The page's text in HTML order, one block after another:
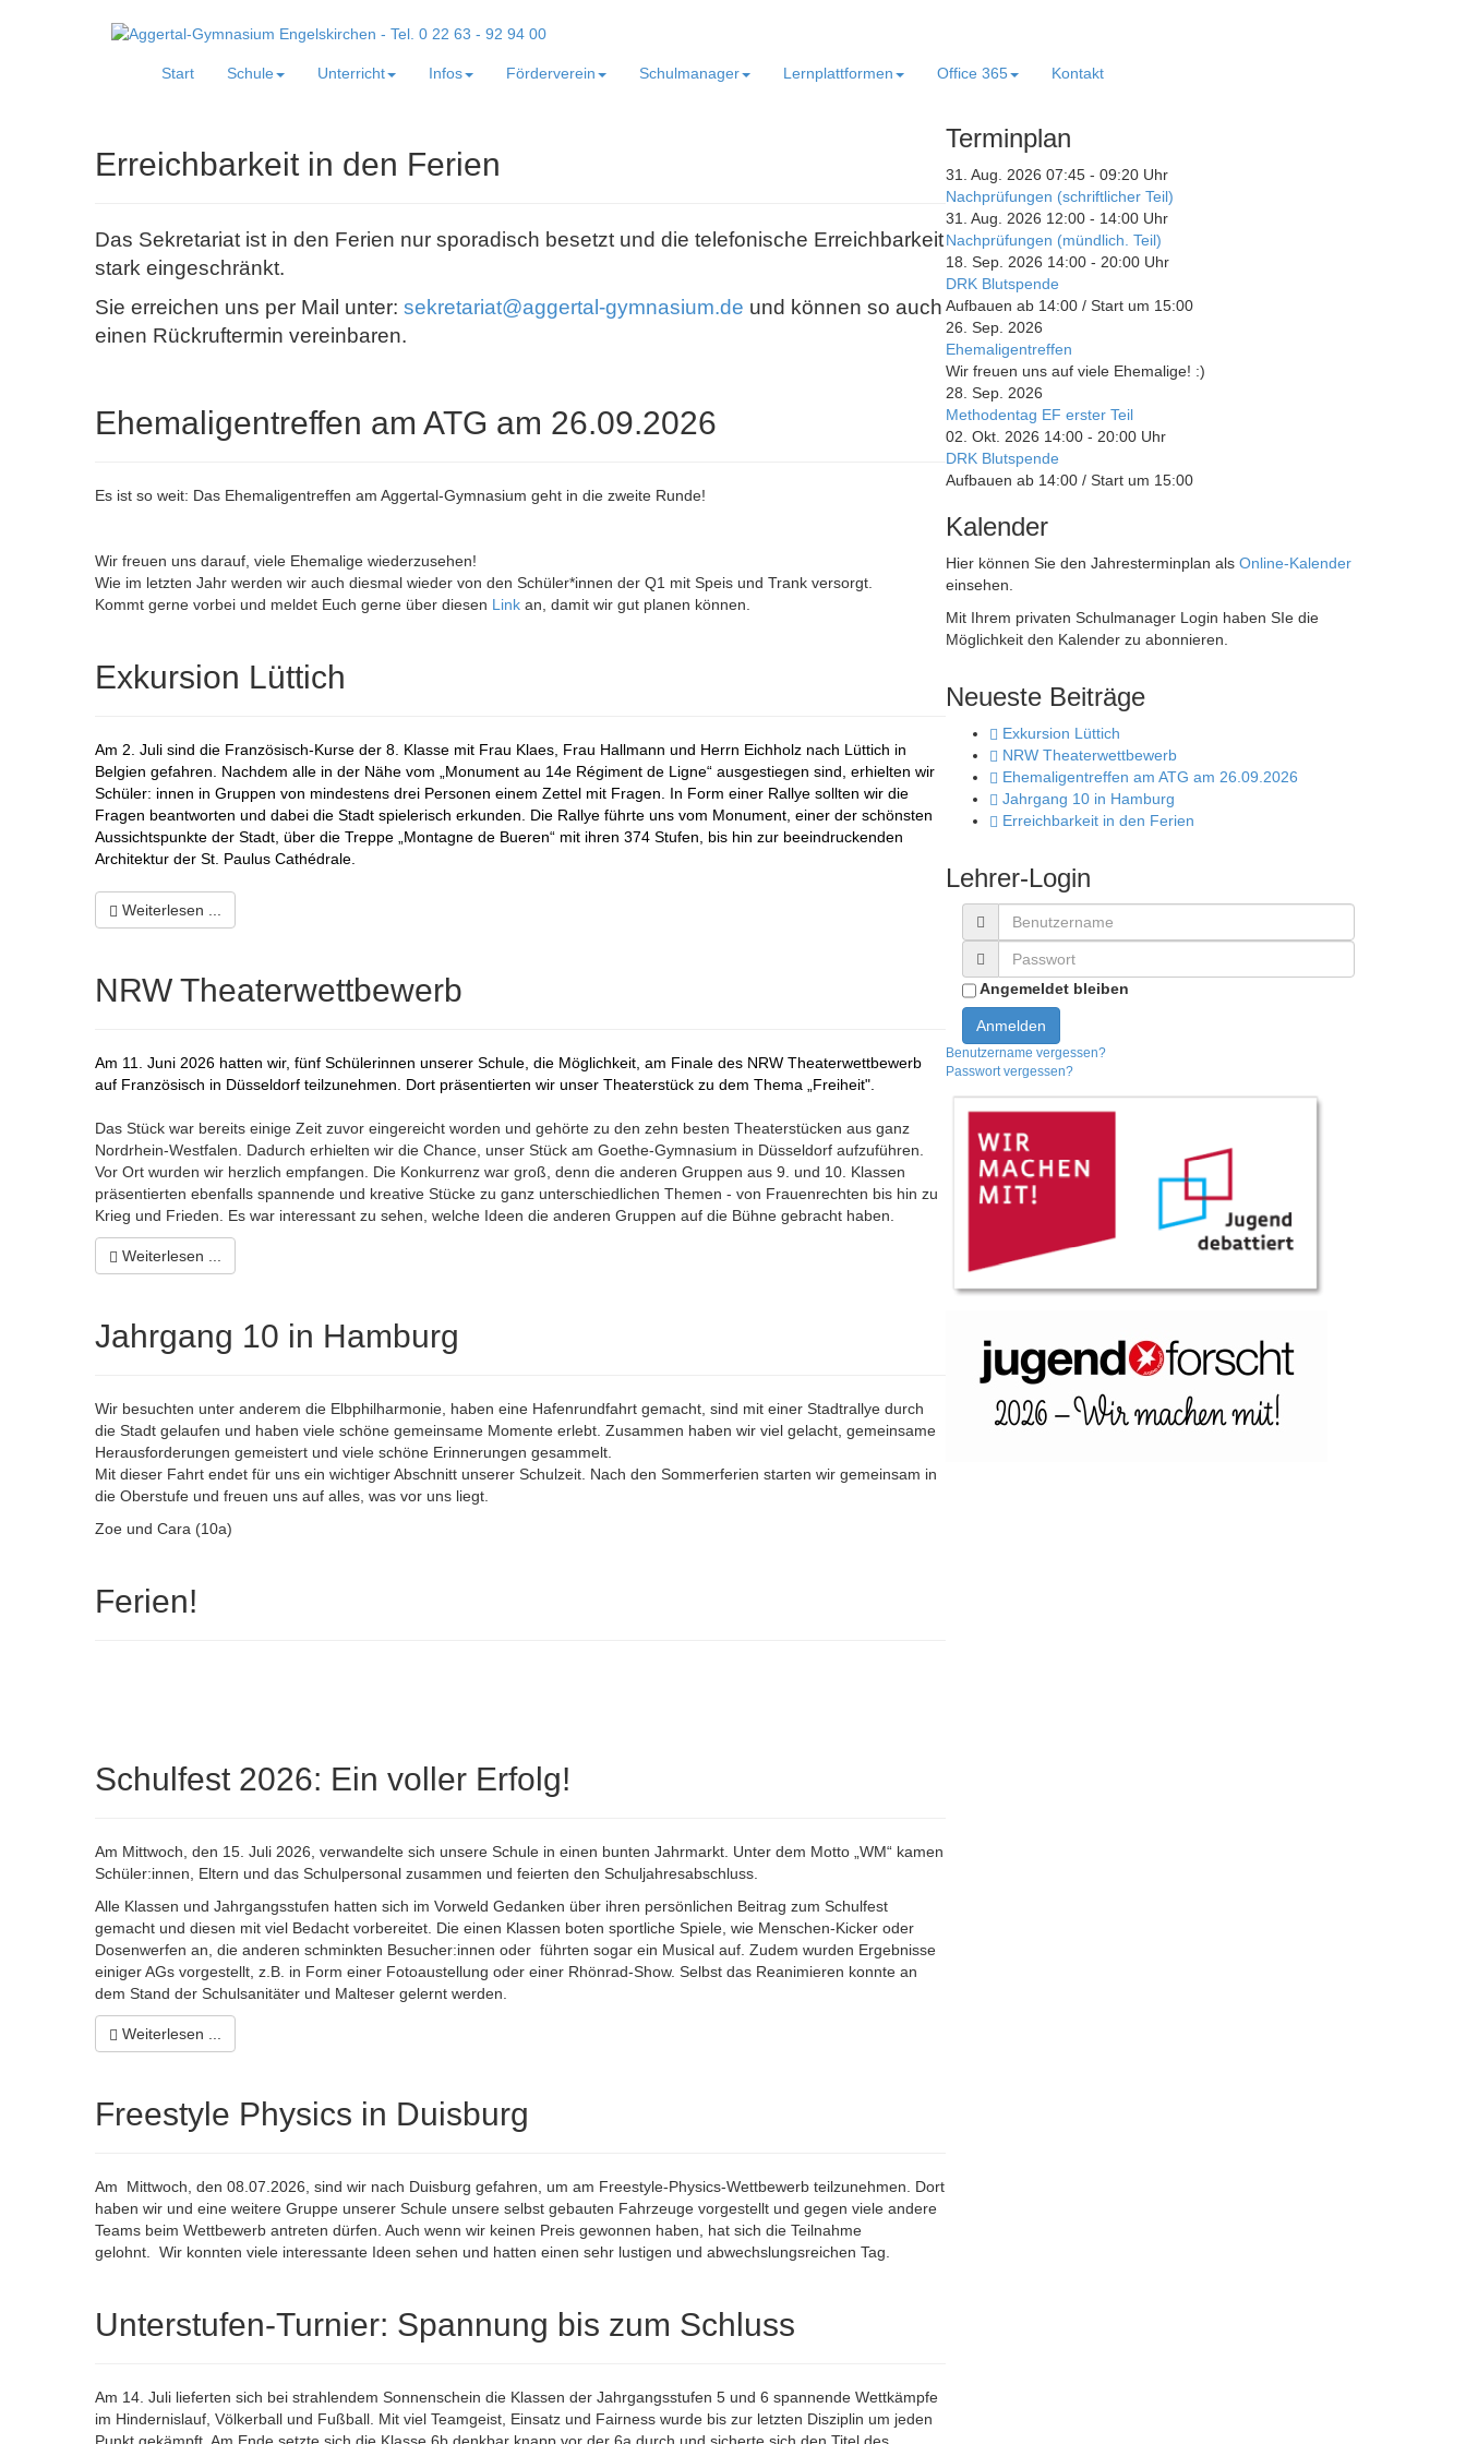
Start Schule Unterricht Infos Förderverein Schulmanager Lernplattformen Office 365 Kontakt
Erreichbarkeit in den Ferien
Das Sekretariat ist in den Ferien nur sporadisch besetzt und die telefonische Erreichbarkeit
stark eingeschränkt.
Sie erreichen uns per Mail unter: sekretariat@aggertal-gymnasium.de und können so auch
einen Rückruftermin vereinbaren.
Ehemaligentreffen am ATG am 26.09.2026
Es ist so weit: Das Ehemaligentreffen am Aggertal-Gymnasium geht in die zweite Runde!
Wir freuen uns darauf, viele Ehemalige wiederzusehen!
Wie im letzten Jahr werden wir auch diesmal wieder von den Schüler*innen der Q1 mit Speis und Trank versorgt.
Kommt gerne vorbei und meldet Euch gerne über diesen Link an, damit wir gut planen können.
Exkursion Lüttich
Am 2. Juli sind die Französisch-Kurse der 8. Klasse mit Frau Klaes, Frau Hallmann und Herrn Eichholz nach Lüttich in
Belgien gefahren. Nachdem alle in der Nähe vom „Monument au 14e Régiment de Ligne“ ausgestiegen sind, erhielten wir
Schüler: innen in Gruppen von mindestens drei Personen einem Zettel mit Fragen. In Form einer Rallye sollten wir die
Fragen beantworten und dabei die Stadt spielerisch erkunden. Die Rallye führte uns vom Monument, einer der schönsten
Aussichtspunkte der Stadt, über die Treppe „Montagne de Bueren“ mit ihren 374 Stufen, bis hin zur beeindruckenden
Architektur der St. Paulus Cathédrale.
Weiterlesen ...
NRW Theaterwettbewerb
Am 11. Juni 2026 hatten wir, fünf Schülerinnen unserer Schule, die Möglichkeit, am Finale des NRW Theaterwettbewerb
auf Französisch in Düsseldorf teilzunehmen. Dort präsentierten wir unser Theaterstück zu dem Thema „Freiheit".
Das Stück war bereits einige Zeit zuvor eingereicht worden und gehörte zu den zehn besten Theaterstücken aus ganz
Nordrhein-Westfalen. Dadurch erhielten wir die Chance, unser Stück am Goethe-Gymnasium in Düsseldorf aufzuführen.
Vor Ort wurden wir herzlich empfangen. Die Konkurrenz war groß, denn die anderen Gruppen aus 9. und 10. Klassen
präsentierten ebenfalls spannende und kreative Stücke zu ganz unterschiedlichen Themen - von Frauenrechten bis hin zu
Krieg und Frieden. Es war interessant zu sehen, welche Ideen die anderen Gruppen auf die Bühne gebracht haben.
Weiterlesen ...
Jahrgang 10 in Hamburg
Wir besuchten unter anderem die Elbphilharmonie, haben eine Hafenrundfahrt gemacht, sind mit einer Stadtrallye durch
die Stadt gelaufen und haben viele schöne gemeinsame Momente erlebt. Zusammen haben wir viel gelacht, gemeinsame
Herausforderungen gemeistert und viele schöne Erinnerungen gesammelt.
Mit dieser Fahrt endet für uns ein wichtiger Abschnitt unserer Schulzeit. Nach den Sommerferien starten wir gemeinsam in
die Oberstufe und freuen uns auf alles, was vor uns liegt.
Zoe und Cara (10a)
Ferien!
Schulfest 2026: Ein voller Erfolg!
Am Mittwoch, den 15. Juli 2026, verwandelte sich unsere Schule in einen bunten Jahrmarkt. Unter dem Motto „WM“ kamen
Schüler:innen, Eltern und das Schulpersonal zusammen und feierten den Schuljahresabschluss.
Alle Klassen und Jahrgangsstufen hatten sich im Vorweld Gedanken über ihren persönlichen Beitrag zum Schulfest
gemacht und diesen mit viel Bedacht vorbereitet. Die einen Klassen boten sportliche Spiele, wie Menschen-Kicker oder
Dosenwerfen an, die anderen schminkten Besucher:innen oder führten sogar ein Musical auf. Zudem wurden Ergebnisse
einiger AGs vorgestellt, z.B. in Form einer Fotoaustellung oder einer Rhönrad-Show. Selbst das Reanimieren konnte an
dem Stand der Schulsanitäter und Malteser gelernt werden.
Weiterlesen ...
Freestyle Physics in Duisburg
Am Mittwoch, den 08.07.2026, sind wir nach Duisburg gefahren, um am Freestyle-Physics-Wettbewerb teilzunehmen. Dort
haben wir und eine weitere Gruppe unserer Schule unsere selbst gebauten Fahrzeuge vorgestellt und gegen viele andere
Teams beim Wettbewerb antreten dürfen. Auch wenn wir keinen Preis gewonnen haben, hat sich die Teilnahme
gelohnt. Wir konnten viele interessante Ideen sehen und hatten einen sehr lustigen und abwechslungsreichen Tag.
Unterstufen-Turnier: Spannung bis zum Schluss
Am 14. Juli lieferten sich bei strahlendem Sonnenschein die Klassen der Jahrgangsstufen 5 und 6 spannende Wettkämpfe
im Hindernislauf, Völkerball und Fußball. Mit viel Teamgeist, Einsatz und Fairness wurde bis zur letzten Disziplin um jeden
Terminplan
31. Aug. 2026 07:45 - 09:20 Uhr
Nachprüfungen (schriftlicher Teil)
31. Aug. 2026 12:00 - 14:00 Uhr
Nachprüfungen (mündlich. Teil)
18. Sep. 2026 14:00 - 20:00 Uhr
DRK Blutspende
Aufbauen ab 14:00 / Start um 15:00
26. Sep. 2026
Ehemaligentreffen
Wir freuen uns auf viele Ehemalige! :)
28. Sep. 2026
Methodentag EF erster Teil
02. Okt. 2026 14:00 - 20:00 Uhr
DRK Blutspende
Aufbauen ab 14:00 / Start um 15:00
Kalender
Hier können Sie den Jahresterminplan als Online-Kalender
einsehen.
Mit Ihrem privaten Schulmanager Login haben SIe die
Möglichkeit den Kalender zu abonnieren.
Neueste Beiträge
Exkursion Lüttich
NRW Theaterwettbewerb
Ehemaligentreffen am ATG am 26.09.2026
Jahrgang 10 in Hamburg
Erreichbarkeit in den Ferien
Lehrer-Login
Angemeldet bleiben
Anmelden
Benutzername vergessen?
Passwort vergessen?